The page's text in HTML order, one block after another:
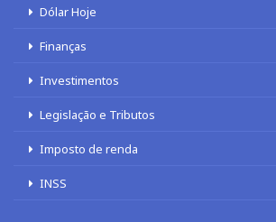
Dólar Hoje
Finanças
Investimentos
Legislação e Tributos
Imposto de renda
INSS